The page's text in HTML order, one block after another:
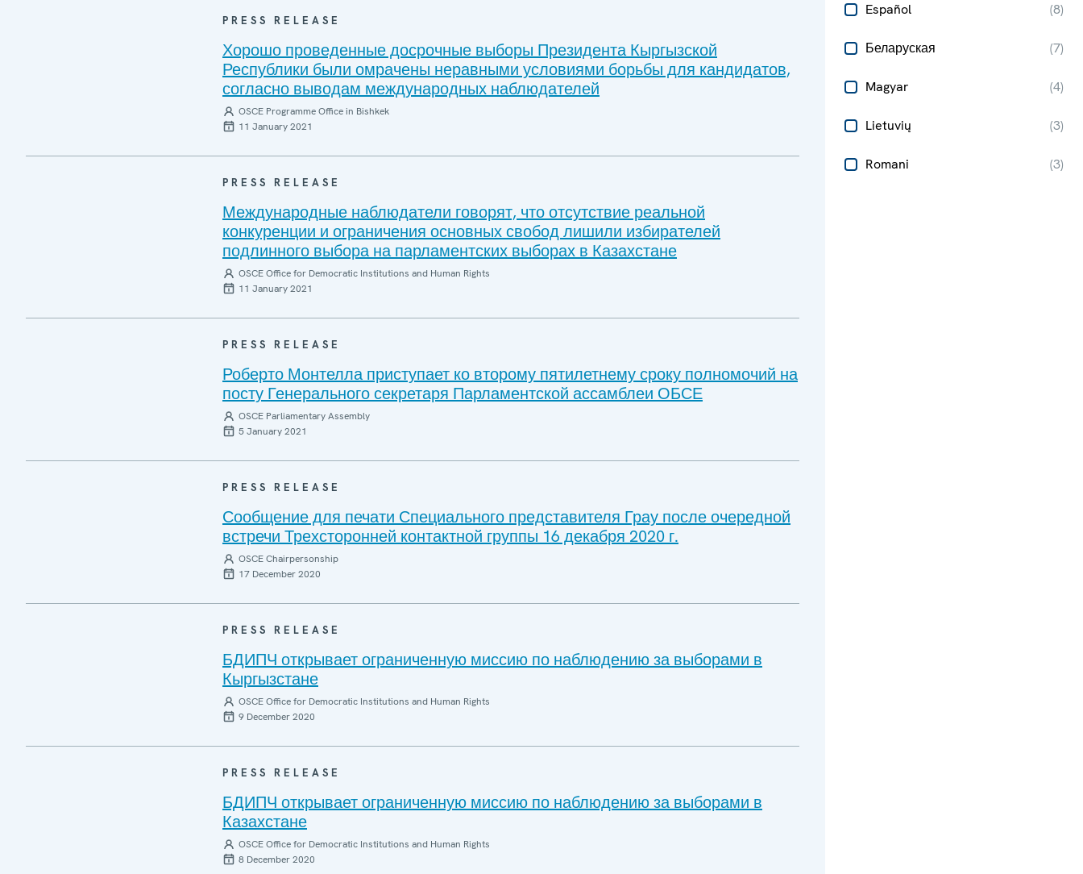
Español (8)
Беларуская (7)
Magyar (4)
Lietuvių (3)
Romani (3)
PRESS RELEASE
Хорошо проведенные досрочные выборы Президента Кыргызской
Республики были омрачены неравными условиями борьбы для кандидатов,
согласно выводам международных наблюдателей
OSCE Programme Office in Bishkek
11 January 2021
PRESS RELEASE
Международные наблюдатели говорят, что отсутствие реальной
конкуренции и ограничения основных свобод лишили избирателей
подлинного выбора на парламентских выборах в Казахстане
OSCE Office for Democratic Institutions and Human Rights
11 January 2021
PRESS RELEASE
Роберто Монтелла приступает ко второму пятилетнему сроку полномочий на
посту Генерального секретаря Парламентской ассамблеи ОБСЕ
OSCE Parliamentary Assembly
5 January 2021
PRESS RELEASE
Сообщение для печати Специального представителя Грау после очередной
встречи Трехсторонней контактной группы 16 декабря 2020 г.
OSCE Chairpersonship
17 December 2020
PRESS RELEASE
БДИПЧ открывает ограниченную миссию по наблюдению за выборами в
Кыргызстане
OSCE Office for Democratic Institutions and Human Rights
9 December 2020
PRESS RELEASE
БДИПЧ открывает ограниченную миссию по наблюдению за выборами в
Казахстане
OSCE Office for Democratic Institutions and Human Rights
8 December 2020